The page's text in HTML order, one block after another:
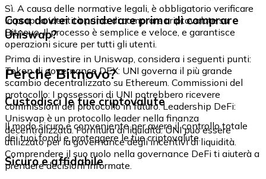
Sì. A causa delle normative legali, è obbligatorio verificare
la propria identità prima di comprare criptovalute su
Bitnovo. Il processo è semplice e veloce, e garantisce
operazioni sicure per tutti gli utenti.
Cosa dovrei considerare prima di comprare
Uniswap?
Prima di investire in Uniswap, considera i seguenti punti:
Token di governance DEX: UNI governa il più grande
scambio decentralizzato su Ethereum. Commissioni del
protocollo: I possessori di UNI potrebbero ricevere
commissioni del protocollo in futuro. Leadership DeFi:
Uniswap è un protocollo leader nella finanza
decentralizzata. Fornitura di liquidità: UNI può essere
utilizzato per la governance degli incentivi di liquidità.
Comprendere il suo ruolo nella governance DeFi ti aiuterà a
prendere decisioni informate.
Perché Bitnovo?
Custodisci le tue criptovalute
Il modo sicuro e conveniente per avere il controllo totale
dei tuoi fondi e proteggere le tue criptovalute.
Sicuro e affidabile